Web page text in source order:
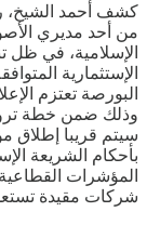
كشف أحمد الشيخ،
الإسلامية، في ظل
الإستثمارية
البورصة تعتزم
وذلك ضمن خطة
سيتم قريبا إطلاق
بأحكام الشريعة
شركات مقيدة تستعد